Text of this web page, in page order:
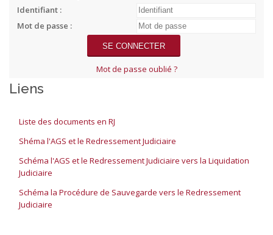
Identifiant :
Mot de passe :
Mot de passe oublié ?
Liens
Liste des documents en RJ
Shéma l'AGS et le Redressement Judiciaire
Schéma l'AGS et le Redressement Judiciaire vers la Liquidation
Judiciaire
Schéma la Procédure de Sauvegarde vers le Redressement
Judiciaire